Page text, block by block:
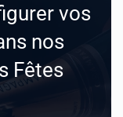
vos
nos
Fêtes